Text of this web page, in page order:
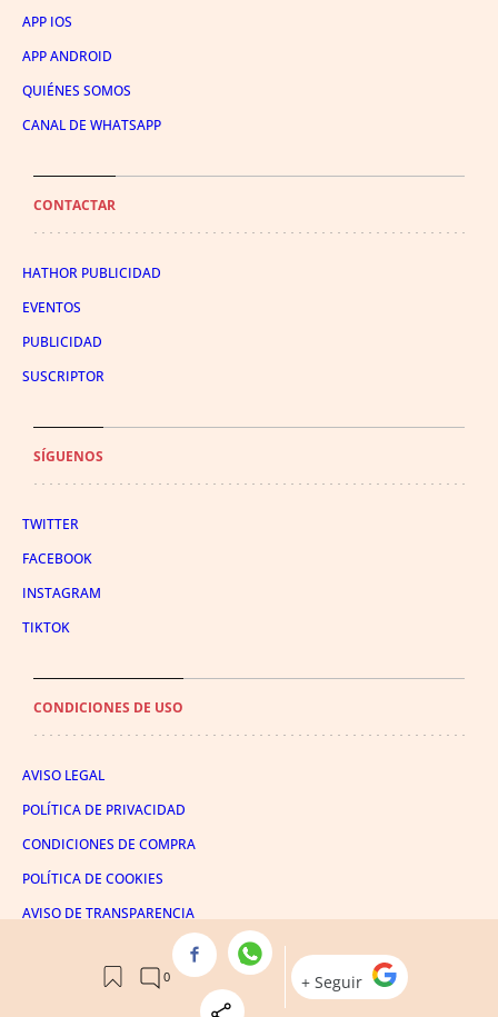
APP IOS
APP ANDROID
QUIÉNES SOMOS
CANAL DE WHATSAPP
CONTACTAR
HATHOR PUBLICIDAD
EVENTOS
PUBLICIDAD
SUSCRIPTOR
SÍGUENOS
TWITTER
FACEBOOK
INSTAGRAM
TIKTOK
CONDICIONES DE USO
AVISO LEGAL
POLÍTICA DE PRIVACIDAD
CONDICIONES DE COMPRA
POLÍTICA DE COOKIES
AVISO DE TRANSPARENCIA
ADMINISTRACIÓN UTIQ